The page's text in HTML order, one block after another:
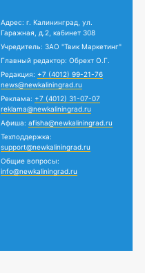
Адрес: г. Калининград, ул.
Гаражная, д.2, кабинет 308
Учредитель: ЗАО "Твик Маркетинг"
Главный редактор: Обрехт О.Г.
Редакция: +7 (4012) 99-21-76
news@newkaliningrad.ru
Реклама: +7 (4012) 31-07-07
reklama@newkaliningrad.ru
Афиша: afisha@newkaliningrad.ru
Техподдержка:
support@newkaliningrad.ru
Общие вопросы:
info@newkaliningrad.ru